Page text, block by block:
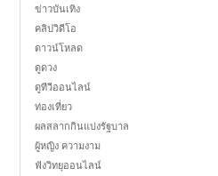
ข่าวบันเทิง
คลิปวิดีโอ
ดาวน์โหลด
ดูดวง
ดูทีวีออนไลน์
ท่องเที่ยว
ผลสลากกินแบ่งรัฐบาล
ผู้หญิง ความงาม
ฟังวิทยุออนไลน์